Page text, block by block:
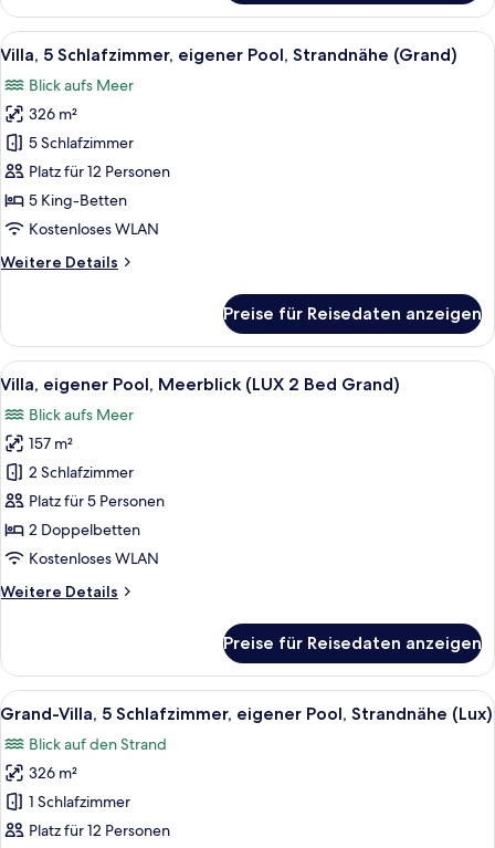
4 Schlafzimmer,
eigener
Pool,
(Grand)
Alle
Fotos
für
Villa,
5 Schlafzimmer,
eigener
Pool,
Strandnähe
anzeigen
Ein Poolbereich mit Liegestühlen
6
Villa, 5 Schlafzimmer, eigener Pool, Strandnähe (Grand)
Blick aufs Meer
326 m²
5 Schlafzimmer
Platz für 12 Personen
5 King-Betten
Kostenloses WLAN
Weitere Details
Weitere
5 Schlafzimmer,
eigener
Pool,
Strandnähe
(Grand)
Preise für Reisedaten anzeigen
Alle
Fotos
für
Villa,
eigener
Pool,
Meerblick
(LUX
Bed
9
Villa, eigener Pool, Meerblick (LUX 2 Bed Grand)
Blick aufs Meer
157 m²
2 Schlafzimmer
Platz für 5 Personen
2 Doppelbetten
Kostenloses WLAN
Weitere Details
Weitere
eigener
Pool,
Meerblick
2
Bed
Grand)
Preise für Reisedaten anzeigen
Alle
Fotos
für
Grand-
Villa,
5 Schlafzimmer,
Ein geräumiges Schlafzimmer mit
12
Grand-Villa, 5 Schlafzimmer, eigener Pool, Strandnähe (Lux)
Blick auf den Strand
326 m²
1 Schlafzimmer
Platz für 12 Personen